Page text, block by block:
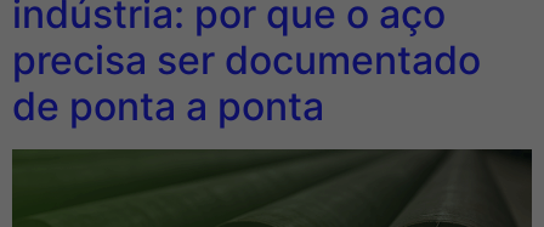
indústria: por que o aço
precisa ser documentado
de ponta a ponta